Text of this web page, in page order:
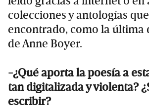
colecciones y antologías
encontrado, como la última
de Anne Boyer.
-¿Qué aporta la poesía a
tan digitalizada y violenta?
escribir?